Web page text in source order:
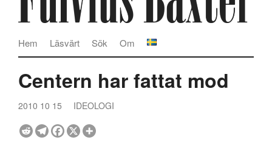
Om
Sök
Läsvärt
Hem
Centern har fattat mod
2010 10 15 IDEOLOGI